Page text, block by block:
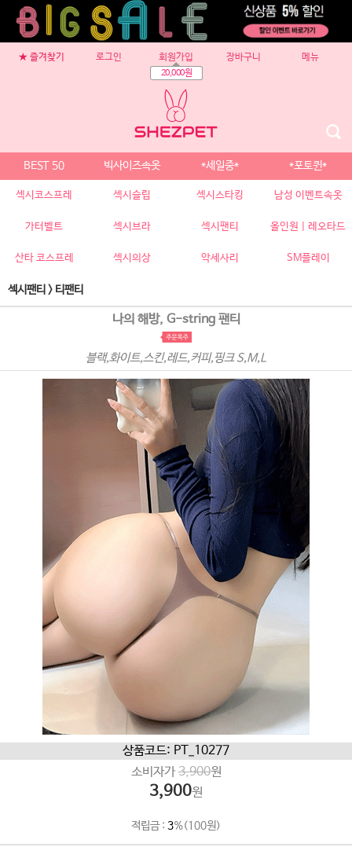
★ 즐겨찾기 로그인 회원가입
20,000원
장바구니 메뉴
BEST 50 빅사이즈속옷 *세일중* *포토퀸*
섹시코스프레 섹시슬립 섹시스타킹 남성 이벤트속옷
가터벨트 섹시브라 섹시팬티 올인원 | 레오타드
산타 코스프레 섹시의상 악세사리 SM플레이
섹시팬티 > 티팬티
나의 해방, G-string 팬티
블랙,화이트,스킨,레드,커피,핑크 S,M,L
상품코드: PT_10277
소비자가3,900원
3,900원
적립금 : 3%(100원)